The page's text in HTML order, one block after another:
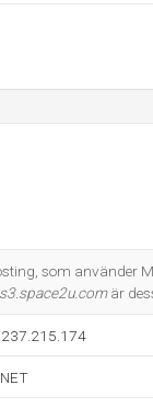
som använder
är